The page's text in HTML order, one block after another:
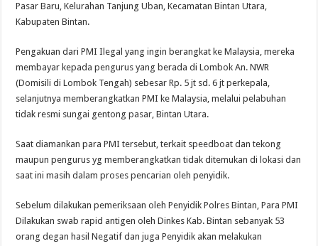
Pasar Baru, Kelurahan Tanjung Uban, Kecamatan Bintan Utara,
Kabupaten Bintan.
Pengakuan dari PMI Ilegal yang ingin berangkat ke Malaysia, mereka
membayar kepada pengurus yang berada di Lombok An. NWR
(Domisili di Lombok Tengah) sebesar Rp. 5 jt sd. 6 jt perkepala,
selanjutnya memberangkatkan PMI ke Malaysia, melalui pelabuhan
tidak resmi sungai gentong pasar, Bintan Utara.
Saat diamankan para PMI tersebut, terkait speedboat dan tekong
maupun pengurus yg memberangkatkan tidak ditemukan di lokasi dan
saat ini masih dalam proses pencarian oleh penyidik.
Sebelum dilakukan pemeriksaan oleh Penyidik Polres Bintan, Para PMI
Dilakukan swab rapid antigen oleh Dinkes Kab. Bintan sebanyak 53
orang degan hasil Negatif dan juga Penyidik akan melakukan